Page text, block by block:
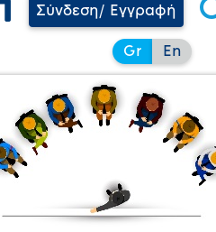
Σύνδεση/ Εγγραφή
Gr En